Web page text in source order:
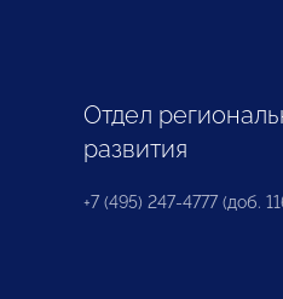
Отдел
развития
+7 (495) 247-4777 (доб.